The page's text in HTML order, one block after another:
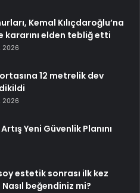
Kemal Kılıçdaroğlu’na
kararını elden tebliğ etti
2026
12 metrelik dev
2026
Yeni Güvenlik Planını
estetik sonrası ilk kez
beğendiniz mi?